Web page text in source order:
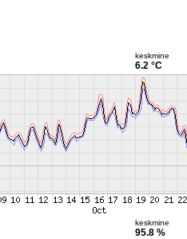
keskmine
6.2 °C
keskmine
95.8 %